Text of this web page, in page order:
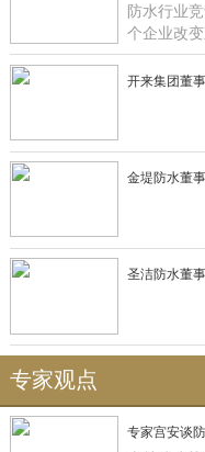
防水行业
个企业改
场获得一
行！
开来集团董
金堤防水董
圣洁防水董
专家观点
专家宫安谈